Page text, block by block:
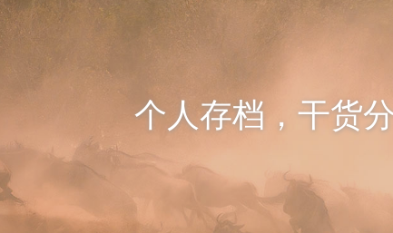
个人存档，干货分